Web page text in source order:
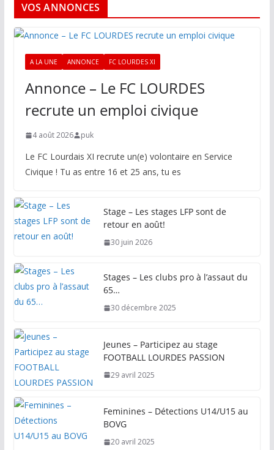
VOS ANNONCES
A LA UNE ANNONCE FC LOURDES XI
Annonce – Le FC LOURDES
recrute un emploi civique
4 août 2026 puk
Le FC Lourdais XI recrute un(e) volontaire en Service
Civique ! Tu as entre 16 et 25 ans, tu es
Stage – Les stages LFP sont de
retour en août!
30 juin 2026
Stages – Les clubs pro à l’assaut du
65…
30 décembre 2025
Jeunes – Participez au stage
FOOTBALL LOURDES PASSION
29 avril 2025
Feminines – Détections U14/U15 au
BOVG
20 avril 2025